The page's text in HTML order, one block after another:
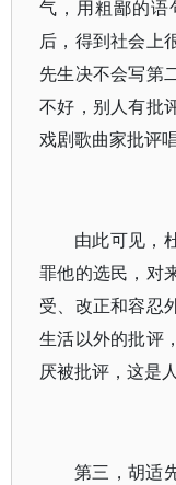
气，用粗鄙的
后，得到社会上
先生决不会写第
不好，别人有批
戏剧歌曲家批评
由此可见，
罪他的选民，对
受、改正和容忍
生活以外的批评
厌被批评，这是
第三，胡适